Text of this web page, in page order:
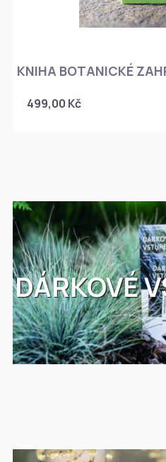
KNIHA BOTANICKÉ
499,00 Kč
DÁRKOVÉ